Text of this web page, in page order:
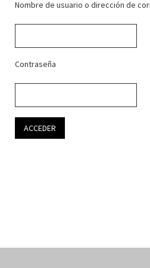
Nombre de usuario o dirección de
Contraseña